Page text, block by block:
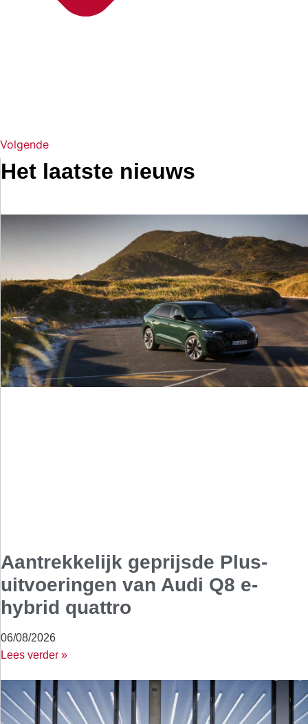
Volgende
Het laatste nieuws
Aantrekkelijk geprijsde Plus-
uitvoeringen van Audi Q8 e-
hybrid quattro
06/08/2026
Lees verder »